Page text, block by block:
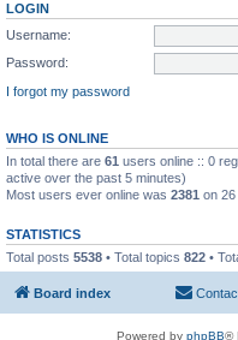
LOGIN
Username:
Password:
I forgot my password
WHO IS ONLINE
In total there are 61 users online :: 0
active over the past 5 minutes)
Most users ever online was 2381 on 26
STATISTICS
Total posts 5538 • Total topics 822 •
Board index
Powered by phpBB®